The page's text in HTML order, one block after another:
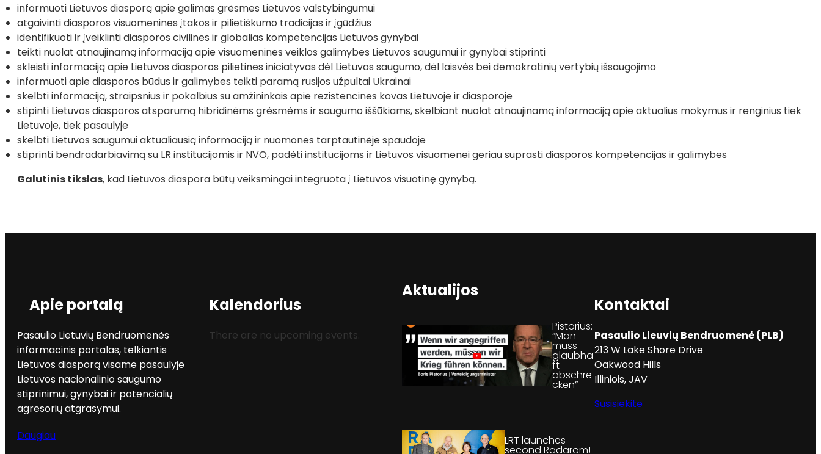
informuoti Lietuvos diasporą apie galimas grėsmes Lietuvos valstybingumui
atgaivinti diasporos visuomeninės įtakos ir pilietiškumo tradicijas ir įgūdžius
identifikuoti ir įveiklinti diasporos civilines ir globalias kompetencijas Lietuvos gynybai
teikti nuolat atnaujinamą informaciją apie visuomeninės veiklos galimybes Lietuvos saugumui ir gynybai stiprinti
skleisti informaciją apie Lietuvos diasporos pilietines iniciatyvas dėl Lietuvos saugumo, dėl laisvės bei demokratinių vertybių išsaugojimo
informuoti apie diasporos būdus ir galimybes teikti paramą rusijos užpultai Ukrainai
skelbti informaciją, straipsnius ir pokalbius su amžininkais apie rezistencines kovas Lietuvoje ir diasporoje
stipinti Lietuvos diasporos atsparumą hibridinėms grėsmėms ir saugumo iššūkiams, skelbiant nuolat atnaujinamą informaciją apie aktualius mokymus ir renginius tiek
Lietuvoje, tiek pasaulyje
skelbti Lietuvos saugumui aktualiausią informaciją ir nuomones tarptautinėje spaudoje
stiprinti bendradarbiavimą su LR institucijomis ir NVO, padėti institucijoms ir Lietuvos visuomenei geriau suprasti diasporos kompetencijas ir galimybes
Galutinis tikslas, kad Lietuvos diaspora būtų veiksmingai integruota į Lietuvos visuotinę gynybą.
Apie portalą
Pasaulio Lietuvių Bendruomenės
informacinis portalas, telkiantis
Lietuvos diasporą visame pasaulyje
Lietuvos nacionalinio saugumo
stiprinimui, gynybai ir potencialių
agresorių atgrasymui.
Daugiau
Kalendorius
There are no upcoming events.
Aktualijos
Pistorius:
“Man
muss
glaubha
ft
abschre
cken”
LRT launches
second Radarom!
Kontaktai
Pasaulio Lieuvių Bendruomenė (PLB)
213 W Lake Shore Drive
Oakwood Hills
Illiniois, JAV
Susisiekite